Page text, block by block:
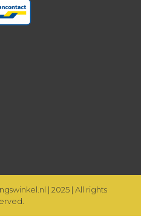
| 2025 | All rights